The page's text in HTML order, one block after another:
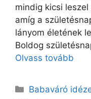
mindig kicsi
amíg a
lányom életének
Boldog
Olvass tovább
Kategória
Babaváró